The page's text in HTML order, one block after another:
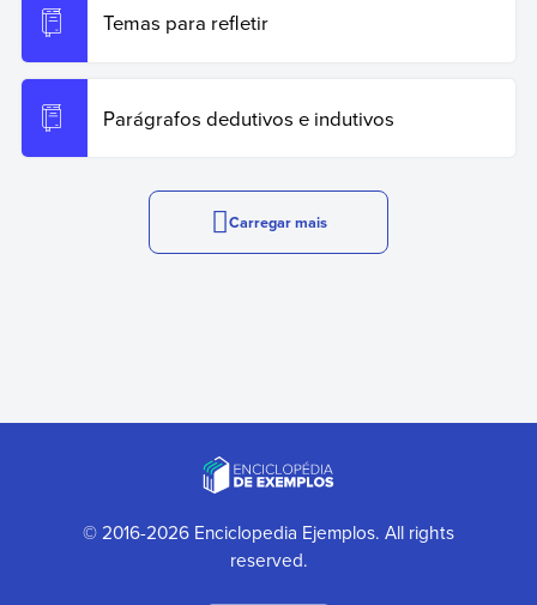
Temas para refletir
Parágrafos dedutivos e indutivos
Carregar mais
© 2016-2026 Enciclopedia Ejemplos. All rights
reserved.